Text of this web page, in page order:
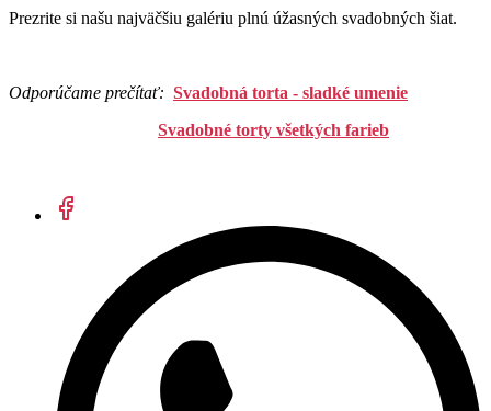
Prezrite si našu najväčšiu galériu plnú úžasných svadobných šiat.
Odporúčame prečítať: Svadobná torta - sladké umenie
Svadobné torty všetkých farieb